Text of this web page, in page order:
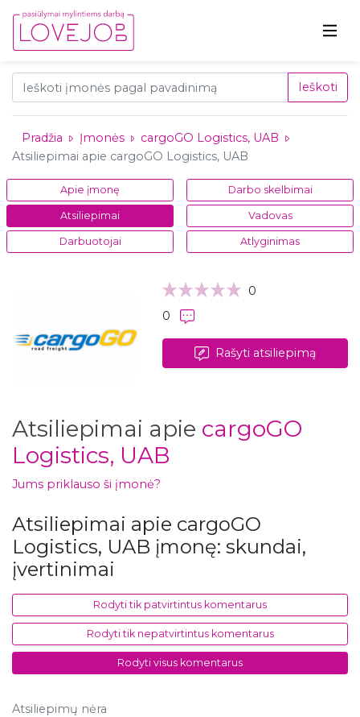
Ieškoti
Pradžia Įmonės
cargoGO Logistics, UAB
Atsiliepimai apie cargoGO Logistics, UAB
Apie įmonę Darbo skelbimai
Atsiliepimai Vadovas
Darbuotojai Atlyginimas
0
0
Rašyti atsiliepimą
Atsiliepimai apie cargoGO
Logistics, UAB
Jums priklauso ši įmonė?
Atsiliepimai apie cargoGO
Logistics, UAB įmonę: skundai,
įvertinimai
Rodyti tik patvirtintus komentarus
Rodyti tik nepatvirtintus komentarus
Rodyti visus komentarus
Atsiliepimų nėra